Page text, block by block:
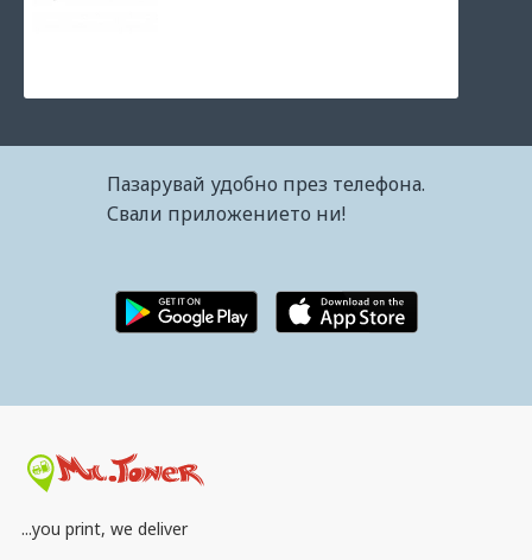
Пазарувай удобно през телефона.
Свали приложението ни!
...you print, we deliver